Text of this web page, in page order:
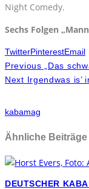
Night Comedy.
Sechs Folgen
TwitterPinterestEmail
Previous „Das
Next Irgendwas is’
kabamag
Ähnliche Beiträge
DEUTSCHER